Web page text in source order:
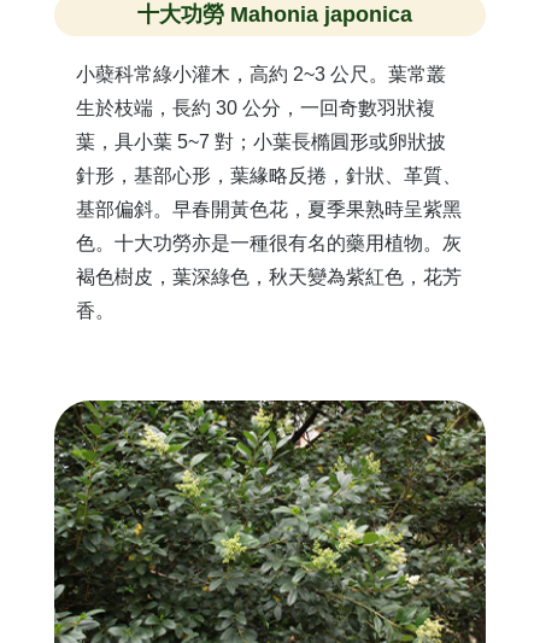
十大功勞 Mahonia japonica
小蘗科常綠小灌木，高約 2~3 公尺。葉常叢
生於枝端，長約 30 公分，一回奇數羽狀複
葉，具小葉 5~7 對；小葉長橢圓形或卵狀披
針形，基部心形，葉緣略反捲，針狀、革質、
基部偏斜。早春開黃色花，夏季果熟時呈紫黑
色。十大功勞亦是一種很有名的藥用植物。灰
褐色樹皮，葉深綠色，秋天變為紫紅色，花芳
香。